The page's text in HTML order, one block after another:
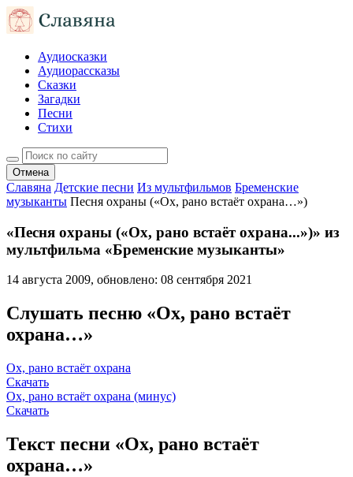
Аудиосказки
Аудиорассказы
Сказки
Загадки
Песни
Стихи
Отмена
Славяна Детские песни Из мультфильмов Бременские
музыканты Песня охраны («Ох, рано встаёт охрана…»)
«Песня охраны («Ох, рано встаёт охрана...»)» из
мультфильма «Бременские музыканты»
14 августа 2009, обновлено: 08 сентября 2021
Слушать песню «Ох, рано встаёт
охрана…»
Ох, рано встаёт охрана
Скачать
Ох, рано встаёт охрана (минус)
Скачать
Текст песни «Ох, рано встаёт
охрана…»